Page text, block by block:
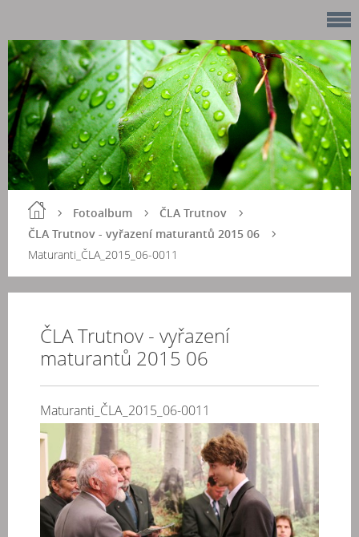
Fotoalbum
ČLA Trutnov
ČLA Trutnov - vyřazení maturantů 2015 06
Maturanti_ČLA_2015_06-0011
ČLA Trutnov - vyřazení
maturantů 2015 06
Maturanti_ČLA_2015_06-0011